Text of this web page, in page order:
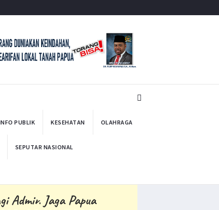
PUBLIK KESEHATAN OLAHRAGA
SEPUTAR NASIONAL